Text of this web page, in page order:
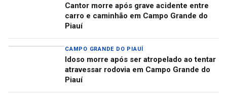
Cantor morre após grave acidente entre
carro e caminhão em Campo Grande do
Piauí
CAMPO GRANDE DO PIAUÍ
Idoso morre após ser atropelado ao tentar
atravessar rodovia em Campo Grande do
Piauí